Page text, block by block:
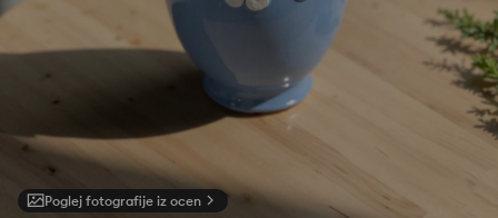
Poglej fotografije iz ocen